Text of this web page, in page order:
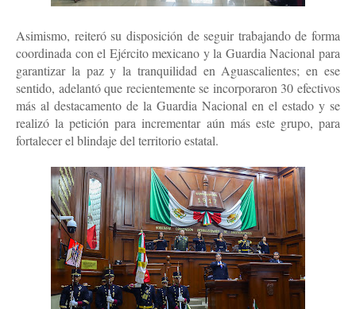
Asimismo, reiteró su disposición de seguir trabajando de forma
coordinada con el Ejército mexicano y la Guardia Nacional para
garantizar la paz y la tranquilidad en Aguascalientes; en ese
sentido, adelantó que recientemente se incorporaron 30 efectivos
más al destacamento de la Guardia Nacional en el estado y se
realizó la petición para incrementar aún más este grupo, para
fortalecer el blindaje del territorio estatal.